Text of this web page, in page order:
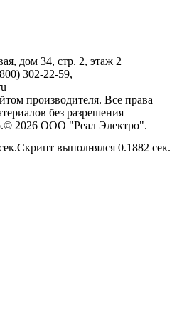
дом 34, стр. 2, этаж 2
302-22-59,
производителя. Все права
без разрешения
2026 ООО "Реал Электро".
выполнялся 0.1882 сек.